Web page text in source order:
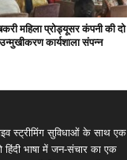
महिला प्रोड्यूसर कंपनी की दो
कार्यशाला संपन्न
स्ट्रीमिंग सुविधाओं के साथ एक
हिंदी भाषा में जन-संचार का एक